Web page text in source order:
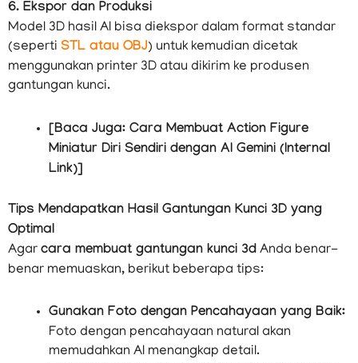
6. Ekspor dan Produksi
Model 3D hasil AI bisa diekspor dalam format standar
(seperti STL atau OBJ) untuk kemudian dicetak
menggunakan printer 3D atau dikirim ke produsen
gantungan kunci.
[Baca Juga: Cara Membuat Action Figure
Miniatur Diri Sendiri dengan AI Gemini (Internal
Link)]
Tips Mendapatkan Hasil Gantungan Kunci 3D yang
Optimal
Agar cara membuat gantungan kunci 3d Anda benar-
benar memuaskan, berikut beberapa tips:
Gunakan Foto dengan Pencahayaan yang Baik:
Foto dengan pencahayaan natural akan
memudahkan AI menangkap detail.